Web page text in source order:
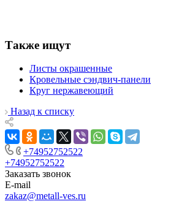
Также ищут
Листы окрашенные
Кровельные сэндвич-панели
Круг нержавеющий
Назад к списку
+74952752522
+74952752522
Заказать звонок
E-mail
zakaz@metall-ves.ru